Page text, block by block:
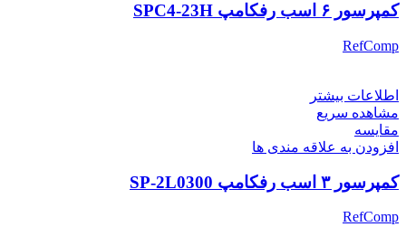
کمپرسور ۶ اسب رفکامپ SPC4-23H
RefComp
اطلاعات بیشتر
مشاهده سریع
مقایسه
افزودن به علاقه مندی ها
کمپرسور ۳ اسب رفکامپ SP-2L0300
RefComp